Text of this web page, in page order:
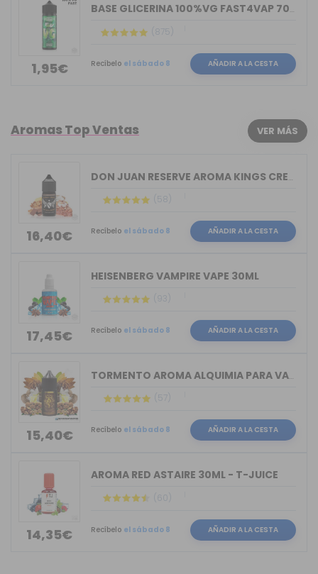
1,95€
BASE GLICERINA 100%VG FAST4VAP 70ML O...
(875)
Recíbelo el sábado 8 AÑADIR A LA CESTA
Aromas Top Ventas VER MÁS
16,40€
DON JUAN RESERVE AROMA KINGS CREST 30ML
(58)
Recíbelo el sábado 8 AÑADIR A LA CESTA
17,45€
HEISENBERG VAMPIRE VAPE 30ML
(93)
Recíbelo el sábado 8 AÑADIR A LA CESTA
15,40€
TORMENTO AROMA ALQUIMIA PARA VAPERS 30ML
(57)
Recíbelo el sábado 8 AÑADIR A LA CESTA
14,35€
AROMA RED ASTAIRE 30ML - T-JUICE
(60)
Recíbelo el sábado 8 AÑADIR A LA CESTA